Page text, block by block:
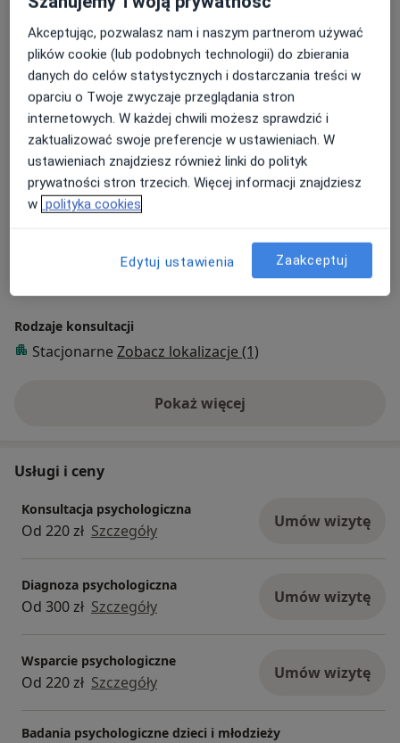
Zakres porad
Psychologia kliniczna
Neuropsychologia
Diagnoza psychologiczna
Opiniowanie psychologiczne
Główne obszary pomocy
Zaburzenia psychiczne
Zaburzenia emocjonalne
ADHD
Autyzm
Dzieci
Rodzaje konsultacji
Stacjonarne Zobacz lokalizacje (1)
Pokaż więcejo doświadczeniu
Usługi i ceny
Konsultacja psychologiczna
Od 220 zł Szczegóły Umów wizytę
Diagnoza psychologiczna
Od 300 zł Szczegóły Umów wizytę
Wsparcie psychologiczne
Od 220 zł Szczegóły Umów wizytę
Badania psychologiczne dzieci i młodzieży
Akceptując, pozwalasz nam i naszym partnerom używać
plików cookie (lub podobnych technologii) do zbierania
danych do celów statystycznych i dostarczania treści w
oparciu o Twoje zwyczaje przeglądania stron
internetowych. W każdej chwili możesz sprawdzić i
zaktualizować swoje preferencje w ustawieniach. W
ustawieniach znajdziesz również linki do polityk
prywatności stron trzecich. Więcej informacji znajdziesz
w polityka cookies
Edytuj ustawienia Zaakceptuj